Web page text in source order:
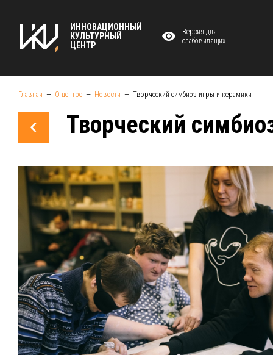
ИННОВАЦИОННЫЙ
КУЛЬТУРНЫЙ
ЦЕНТР
Версия для
слабовидящих
Главная О центре Новости Творческий симбиоз игры и керамики
Творческий